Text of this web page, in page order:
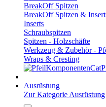
BreakOff Spitzen
BreakOff Spitzen &
Inserts
Schraubspitzen
Spitzen - Holzschäfte
Werkzeug & Zubehör -
Wraps & Cresting
Ausrüstung
Zur Kategorie Ausrüstung